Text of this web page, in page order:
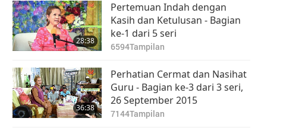
28:38
Pertemuan Indah dengan
Kasih dan Ketulusan - Bagian
ke-1 dari 5 seri
6594Tampilan
36:38
Perhatian Cermat dan Nasihat
Guru - Bagian ke-3 dari 3 seri,
26 September 2015
7144Tampilan